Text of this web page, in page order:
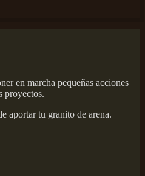
en marcha pequeñas acciones
proyectos.
aportar tu granito de arena.